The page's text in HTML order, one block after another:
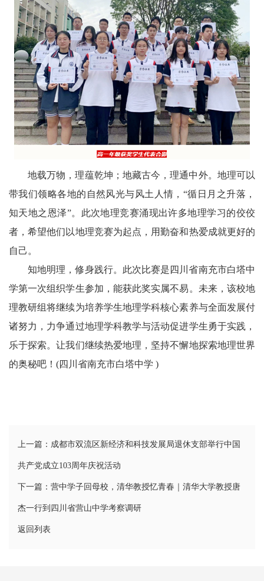
地载万物，理蕴乾坤；地藏古今，理通中外。地理可以
带我们领略各地的自然风光与风土人情，“循日月之升落，
知天地之恩泽”。此次地理竞赛涌现出许多地理学习的佼佼
者，希望他们以地理竞赛为起点，用勤奋和热爱成就更好的
自己。
知地明理，修身践行。此次比赛是四川省南充市白塔中
学第一次组织学生参加，能获此奖实属不易。未来，该校地
理教研组将继续为培养学生地理学科核心素养与全面发展付
诸努力，力争通过地理学科教学与活动促进学生勇于实践，
乐于探索。让我们继续热爱地理，坚持不懈地探索地理世界
的奥秘吧！(四川省南充市白塔中学 )
上一篇：成都市双流区新经济和科技发展局退休支部举行中国
共产党成立103周年庆祝活动
下一篇：营中学子回母校，清华教授忆青春｜清华大学教授唐
杰一行到四川省营山中学考察调研
返回列表